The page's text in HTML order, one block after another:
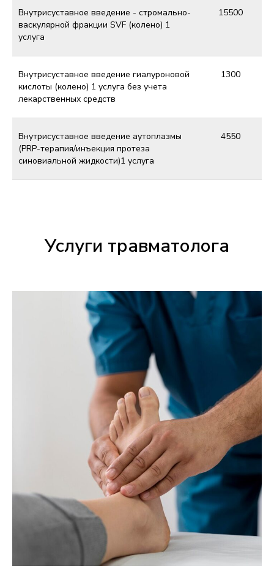
Внутрисуставное введение - стромально-
васкулярной фракции SVF (колено) 1
услуга
15500
Внутрисуставное введение гиалуроновой
кислоты (колено) 1 услуга без учета
лекарственных средств
1300
Внутрисуставное введение аутоплазмы
(PRP-терапия/инъекция протеза
синовиальной жидкости)1 услуга
4550
Услуги травматолога